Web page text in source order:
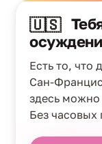
🇺🇸
Есть то, что
Сан-
здесь можно
Без часовых